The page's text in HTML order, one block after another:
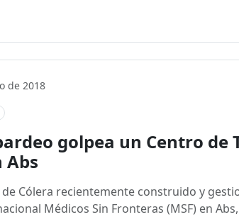
de 2018
golpea un Centro de
Abs
Cólera recientemente construido y
Médicos Sin Fronteras (MSF) en